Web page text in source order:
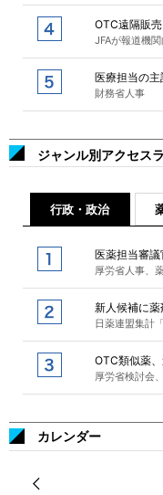
OTC遠隔販
JFAが報道機
医療担当の
財務省人事
ジャンル別アクセス
行政・政治
医薬担当審
厚労省人事、
新人候補に
日薬連盟集計
OTC類似薬
厚労省検討会
カレンダー